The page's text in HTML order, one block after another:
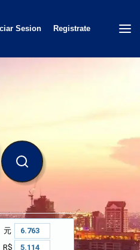
Sesion Registrate
BUSCAR
元
R$